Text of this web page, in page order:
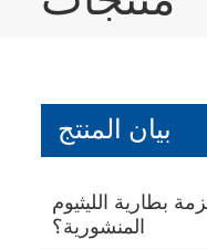
بيان المنتج
بطارية الليثيوم
المنشورية؟